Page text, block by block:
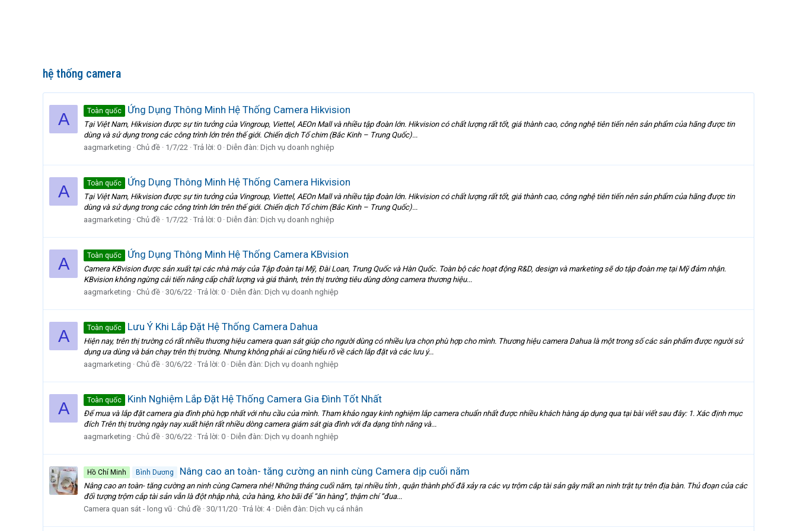
hệ thống camera
A Toàn quốc Ứng Dụng Thông Minh Hệ Thống Camera Hikvision
Tại Việt Nam, Hikvision được sự tin tưởng của Vingroup, Viettel, AEOn Mall và nhiều tập đoàn lớn. Hikvision có chất lượng rất tốt, giá thành cao, công nghệ tiên tiến nên sản phẩm của hãng được tin
dùng và sử dụng trong các công trình lớn trên thế giới. Chiến dịch Tổ chim (Bắc Kinh – Trung Quốc)...
aagmarketing
Chủ đề 1/7/22 Trả lời: 0 Diễn đàn: Dịch vụ doanh nghiệp
A Toàn quốc Ứng Dụng Thông Minh Hệ Thống Camera Hikvision
Tại Việt Nam, Hikvision được sự tin tưởng của Vingroup, Viettel, AEOn Mall và nhiều tập đoàn lớn. Hikvision có chất lượng rất tốt, giá thành cao, công nghệ tiên tiến nên sản phẩm của hãng được tin
dùng và sử dụng trong các công trình lớn trên thế giới. Chiến dịch Tổ chim (Bắc Kinh – Trung Quốc)...
aagmarketing
Chủ đề 1/7/22 Trả lời: 0 Diễn đàn: Dịch vụ doanh nghiệp
A Toàn quốc Ứng Dụng Thông Minh Hệ Thống Camera KBvision
Camera KBvision được sản xuất tại các nhà máy của Tập đoàn tại Mỹ, Đài Loan, Trung Quốc và Hàn Quốc. Toàn bộ các hoạt động R&D, design và marketing sẽ do tập đoàn mẹ tại Mỹ đảm nhận.
KBvision không ngừng cải tiến nâng cấp chất lượng và giá thành, trên thị trường tiêu dùng dòng camera thương hiệu...
aagmarketing
Chủ đề 30/6/22 Trả lời: 0 Diễn đàn: Dịch vụ doanh nghiệp
A Toàn quốc Lưu Ý Khi Lắp Đặt Hệ Thống Camera Dahua
Hiện nay, trên thị trường có rất nhiều thương hiệu camera quan sát giúp cho người dùng có nhiều lựa chọn phù hợp cho mình. Thương hiệu camera Dahua là một trong số các sản phẩm được người sử
dụng ưa dùng và bán chạy trên thị trường. Nhưng không phải ai cũng hiểu rõ về cách lắp đặt và các lưu ý...
aagmarketing
Chủ đề 30/6/22 Trả lời: 0 Diễn đàn: Dịch vụ doanh nghiệp
A Toàn quốc Kinh Nghiệm Lắp Đặt Hệ Thống Camera Gia Đình Tốt Nhất
Để mua và lắp đặt camera gia đình phù hợp nhất với nhu cầu của mình. Tham khảo ngay kinh nghiệm lắp camera chuẩn nhất được nhiều khách hàng áp dụng qua tại bài viết sau đây: 1. Xác định mục
đích Trên thị trường ngày nay xuất hiện rất nhiều dòng camera giám sát gia đình với đa dạng tính năng và...
aagmarketing
Chủ đề 30/6/22 Trả lời: 0 Diễn đàn: Dịch vụ doanh nghiệp
Hồ Chí Minh Bình Dương Nâng cao an toàn- tăng cường an ninh cùng Camera dịp cuối năm
Nâng cao an toàn- tăng cường an ninh cùng Camera nhé! Những tháng cuối năm, tại nhiều tỉnh , quận thành phố đã xảy ra các vụ trộm cắp tài sản gây mất an ninh trật tự trên địa bàn. Thủ đoạn của các
đối tượng trộm cắp tài sản vẫn là đột nhập nhà, cửa hàng, kho bãi để “ăn hàng”, thậm chí “đua...
Camera quan sát - long vũ Chủ đề 30/11/20 Trả lời: 4 Diễn đàn: Dịch vụ cá nhân